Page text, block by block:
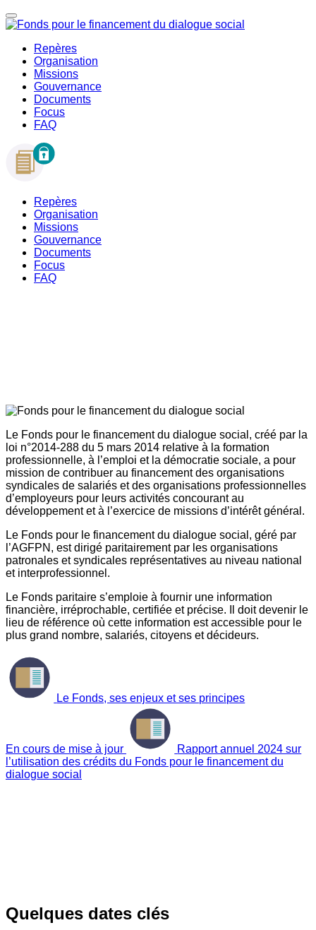
Repères
Organisation
Missions
Gouvernance
Documents
Focus
FAQ
Repères
Organisation
Missions
Gouvernance
Documents
Focus
FAQ
Le Fonds pour le financement du dialogue social, créé par la
loi n°2014-288 du 5 mars 2014 relative à la formation
professionnelle, à l’emploi et la démocratie sociale, a pour
mission de contribuer au financement des organisations
syndicales de salariés et des organisations professionnelles
d’employeurs pour leurs activités concourant au
développement et à l’exercice de missions d’intérêt général.
Le Fonds pour le financement du dialogue social, géré par
l’AGFPN, est dirigé paritairement par les organisations
patronales et syndicales représentatives au niveau national
et interprofessionnel.
Le Fonds paritaire s’emploie à fournir une information
financière, irréprochable, certifiée et précise. Il doit devenir le
lieu de référence où cette information est accessible pour le
plus grand nombre, salariés, citoyens et décideurs.
Le Fonds, ses enjeux et ses principes
En cours de mise à jour
Rapport annuel 2024 sur
l’utilisation des crédits du Fonds pour le financement du
dialogue social
Quelques dates clés